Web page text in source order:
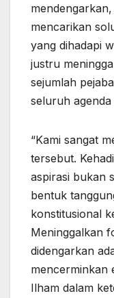
mencarikan
yang dihadapi
justru
sejumlah
seluruh agenda
“Kami sangat
tersebut.
aspirasi bukan
bentuk
konstitusional
Meninggalkan
didengarkan
mencerminkan
Ilham dalam